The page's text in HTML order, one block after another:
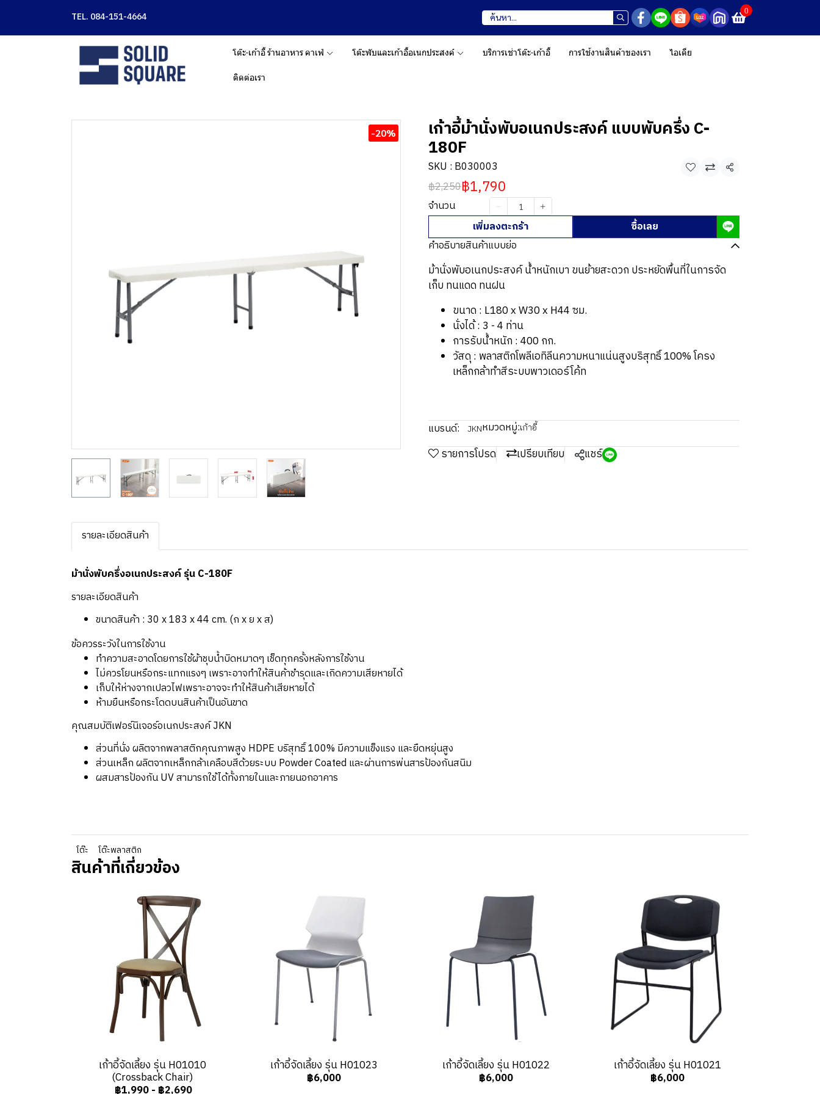
TEL. 084-151-4664 0
โต๊ะ-เก้าอี้ ร้านอาหาร คาเฟ่ โต๊ะพับและเก้าอี้อเนกประสงค์ บริการเช่าโต๊ะ-เก้าอี้ การใช้งานสินค้าของเรา ไอเดีย
ติดต่อเรา
-20% เก้าอี้ม้านั่งพับอเนกประสงค์ แบบพับครึ่ง C-
180F
SKU : B030003
แชร์
฿2,250฿1,790
จำนวน
เพิ่มลงตะกร้า
ซื้อเลย
คำอธิบายสินค้าแบบย่อ
ม้านั่งพับอเนกประสงค์ น้ำหนักเบา ขนย้ายสะดวก ประหยัดพื้นที่ในการจัด
เก็บ ทนแดด ทนฝน
ขนาด : L180 x W30 x H44 ซม.
นั่งได้ : 3 - 4 ท่าน
การรับน้ำหนัก : 400 กก.
วัสดุ : พลาสติกโพลีเอทิลีนความหนาแน่นสูงบริสุทธิ์ 100% โครง
เหล็กกล้าทำสีระบบพาวเดอร์โค้ท
แบรนด์: JKNหมวดหมู่:เก้าอี้
รายการโปรด เปรียบเทียบ แชร์
รายละเอียดสินค้า
ม้านั่งพับครึ่งอเนกประสงค์ รุ่น C-180F
รายละเอียดสินค้า
ขนาดสินค้า : 30 x 183 x 44 cm. (ก x ย x ส)
ข้อควรระวังในการใช้งาน
ทำความสะอาดโดยการใช้ผ้าชุบน้ำบิดหมาดๆ เช็ดทุกครั้งหลังการใช้งาน
ไม่ควรโยนหรือกระแทกแรงๆ เพราะอาจทำให้สินค้าชำรุดและเกิดความเสียหายได้
เก็บให้ห่างจากเปลวไฟเพราะอาจจะทำให้สินค้าเสียหายได้
ห้ามยืนหรือกระโดดบนสินค้าเป็นอันขาด
คุณสมบัติเฟอร์นิเจอร์อเนกประสงค์ JKN
ส่วนที่นั่ง ผลิตจากพลาสติกคุณภาพสูง HDPE บริสุทธิ์ 100% มีความแข็งแรง และยืดหยุ่นสูง
ส่วนเหล็ก ผลิตจากเหล็กกล้าเคลือบสีด้วยระบบ Powder Coated และผ่านการพ่นสารป้องกันสนิม
ผสมสารป้องกัน UV สามารถใช้ได้ทั้งภายในและภายนอกอาคาร
โต๊ะ โต๊ะพลาสติก
สินค้าที่เกี่ยวข้อง
เก้าอี้จัดเลี้ยง รุ่น H01010
(Crossback Chair)
฿1,990- ฿2,690
เก้าอี้จัดเลี้ยง รุ่น H01023
฿6,000
เก้าอี้จัดเลี้ยง รุ่น H01022
฿6,000
เก้าอี้จัดเลี้ยง รุ่น H01021
฿6,000